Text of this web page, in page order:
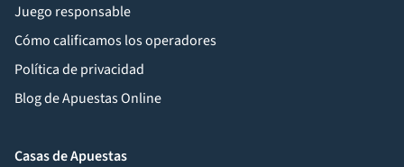
Juego responsable
Cómo calificamos los operadores
Política de privacidad
Blog de Apuestas Online
Casas de Apuestas